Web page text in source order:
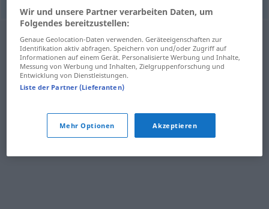
Wir und unsere Partner verarbeiten Daten, um
Folgendes bereitzustellen:
Genaue Geolocation-Daten verwenden. Geräteeigenschaften zur
Identifikation aktiv abfragen. Speichern von und/oder Zugriff auf
Informationen auf einem Gerät. Personalisierte Werbung und Inhalte,
Messung von Werbung und Inhalten, Zielgruppenforschung und
Entwicklung von Dienstleistungen.
Liste der Partner (Lieferanten)
Mehr Optionen Akzeptieren